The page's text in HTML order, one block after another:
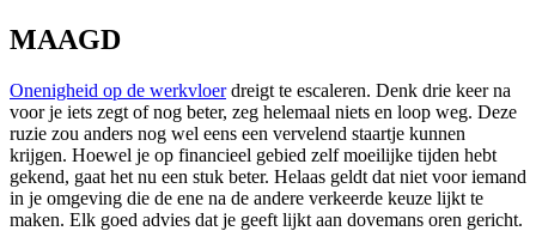
MAAGD
Onenigheid op de werkvloerdreigt te escaleren. Denk drie keer na
voor je iets zegt of nog beter, zeg helemaal niets en loop weg. Deze
ruzie zou anders nog wel eens een vervelend staartje kunnen
krijgen. Hoewel je op financieel gebied zelf moeilijke tijden hebt
gekend, gaat het nu een stuk beter. Helaas geldt dat niet voor iemand
in je omgeving die de ene na de andere verkeerde keuze lijkt te
maken. Elk goed advies dat je geeft lijkt aan dovemans oren gericht.